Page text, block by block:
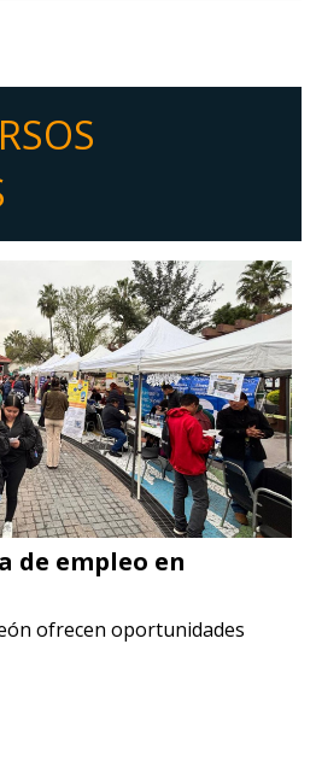
de empleo en
ofrecen oportunidades